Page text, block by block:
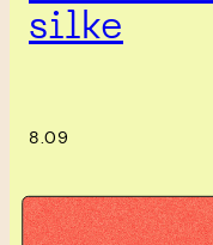
silke
8.09